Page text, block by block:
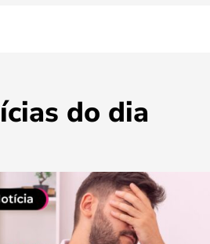
do dia